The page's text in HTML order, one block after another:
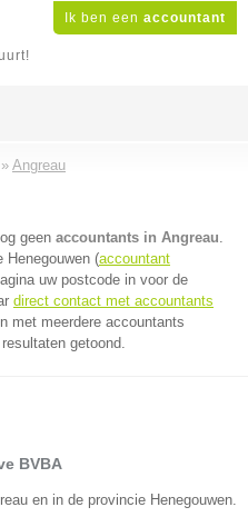
Ik ben een accountant
» Angreau
geen accountants in Angreau.
Henegouwen (accountant
uw postcode in voor de
direct contact met accountants
met meerdere accountants
getoond.
BVBA
en in de provincie Henegouwen.